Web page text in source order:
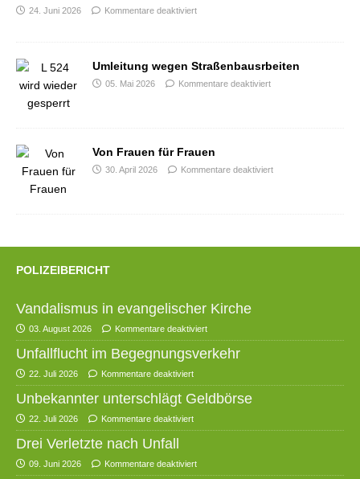
24. Juni 2026 Kommentare deaktiviert
Umleitung wegen Straßenbausrbeiten
05. Mai 2026 Kommentare deaktiviert
Von Frauen für Frauen
30. April 2026 Kommentare deaktiviert
POLIZEIBERICHT
Vandalismus in evangelischer Kirche
03. August 2026 Kommentare deaktiviert
Unfallflucht im Begegnungsverkehr
22. Juli 2026 Kommentare deaktiviert
Unbekannter unterschlägt Geldbörse
22. Juli 2026 Kommentare deaktiviert
Drei Verletzte nach Unfall
09. Juni 2026 Kommentare deaktiviert